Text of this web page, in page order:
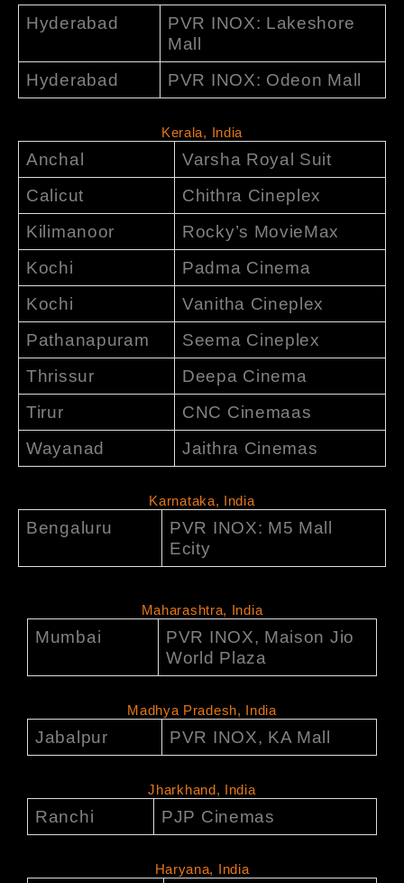
Hyderabad
PVR INOX: Lakeshore
Mall
Hyderabad
PVR INOX: Odeon Mall
Kerala, India
Anchal
Varsha Royal Suit
Calicut
Chithra Cineplex
Kilimanoor
Rocky’s MovieMax
Kochi
Padma Cinema
Kochi
Vanitha Cineplex
Pathanapuram
Seema Cineplex
Thrissur
Deepa Cinema
Tirur
CNC Cinemaas
Wayanad
Jaithra Cinemas
Karnataka, India
Bengaluru
PVR INOX: M5 Mall
Ecity
Maharashtra, India
Mumbai
PVR INOX, Maison Jio
World Plaza
Madhya Pradesh, India
Jabalpur PVR INOX, KA Mall
Jharkhand, India
Ranchi PJP Cinemas
Haryana, India